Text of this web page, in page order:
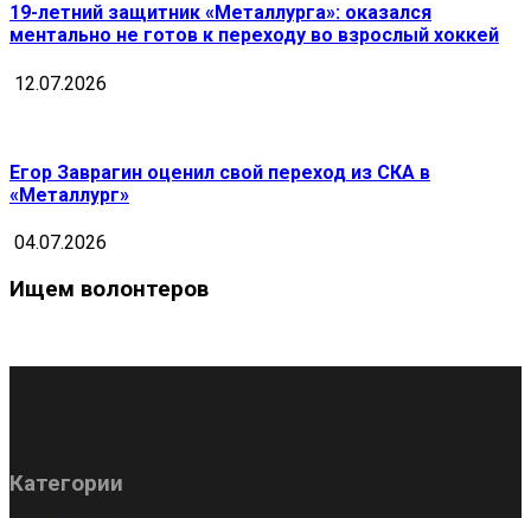
19-летний защитник «Металлурга»: оказался
ментально не готов к переходу во взрослый хоккей
12.07.2026
Егор Заврагин оценил свой переход из СКА в
«Металлург»
04.07.2026
Ищем волонтеров
Категории